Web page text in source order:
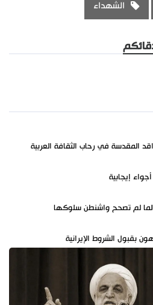
الشهداء
المقدسة في رحاب الثقافة العربية
إيجابية
لم تصحح واشنطن سلوكها
بقبول الشروط الإيرانية